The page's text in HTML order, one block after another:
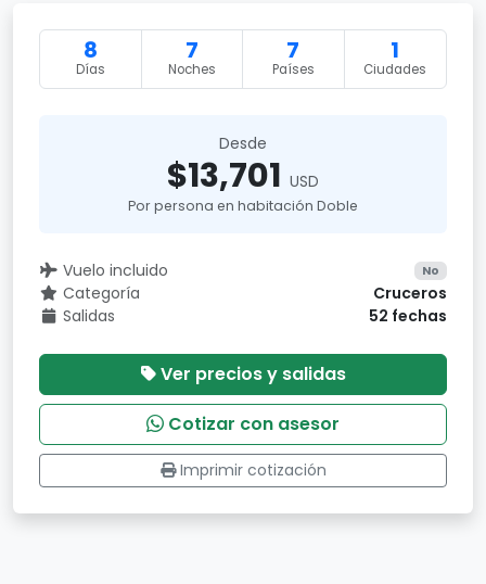
8
Días
7
Noches
7
Países
1
Ciudades
Desde
$13,701 USD
Por persona en habitación Doble
Vuelo incluido No
Categoría
Cruceros
Salidas
52 fechas
Ver precios y salidas
Cotizar con asesor
Imprimir cotización